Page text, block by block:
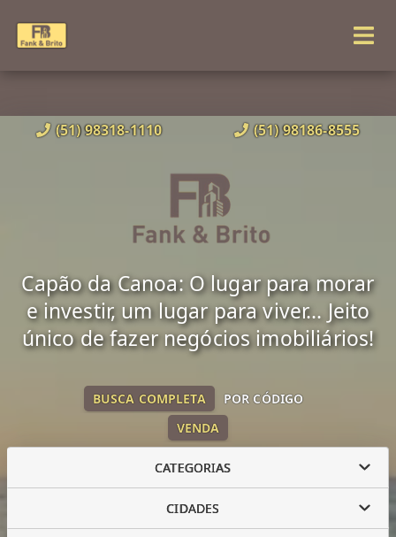
(51) 98318-1110 (51) 98186-8555
Capão da Canoa: O lugar para morar
e investir, um lugar para viver... Jeito
único de fazer negócios imobiliários!
VENDA
BUSCA COMPLETA POR CÓDIGO
CATEGORIAS
CIDADES